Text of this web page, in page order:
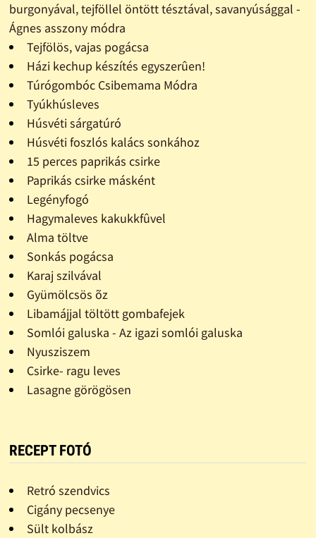
burgonyával, tejföllel öntött tésztával, savanyúsággal -
Ágnes asszony módra
Tejfölös, vajas pogácsa
Házi kechup készítés egyszerûen!
Túrógombóc Csibemama Módra
Tyúkhúsleves
Húsvéti sárgatúró
Húsvéti foszlós kalács sonkához
15 perces paprikás csirke
Paprikás csirke másként
Legényfogó
Hagymaleves kakukkfûvel
Alma töltve
Sonkás pogácsa
Karaj szilvával
Gyümölcsös õz
Libamájjal töltött gombafejek
Somlói galuska - Az igazi somlói galuska
Nyusziszem
Csirke- ragu leves
Lasagne görögösen
RECEPT FOTÓ
Retró szendvics
Cigány pecsenye
Sült kolbász